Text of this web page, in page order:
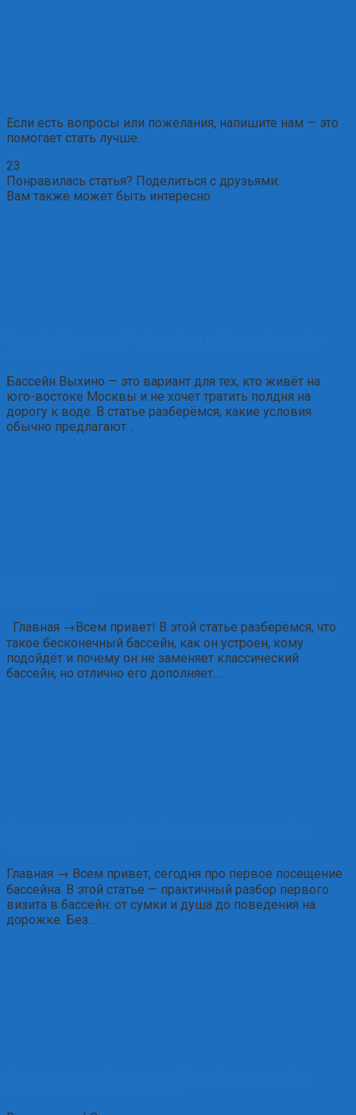
Если есть вопросы или пожелания, напишите нам — это
помогает стать лучше.
23
Понравилась статья? Поделиться с друзьями:
Вам также может быть интересно
Бассейн Выхино — это вариант для тех, кто живёт на
юго-востоке Москвы и не хочет тратить полдня на
дорогу к воде. В статье разберёмся, какие условия
обычно предлагают…
Главная →Всем привет! В этой статье разберёмся, что
такое бесконечный бассейн, как он устроен, кому
подойдёт и почему он не заменяет классический
бассейн, но отлично его дополняет….
Главная → Всем привет, сегодня про первое посещение
бассейна. В этой статье — практичный разбор первого
визита в бассейн: от сумки и душа до поведения на
дорожке. Без…